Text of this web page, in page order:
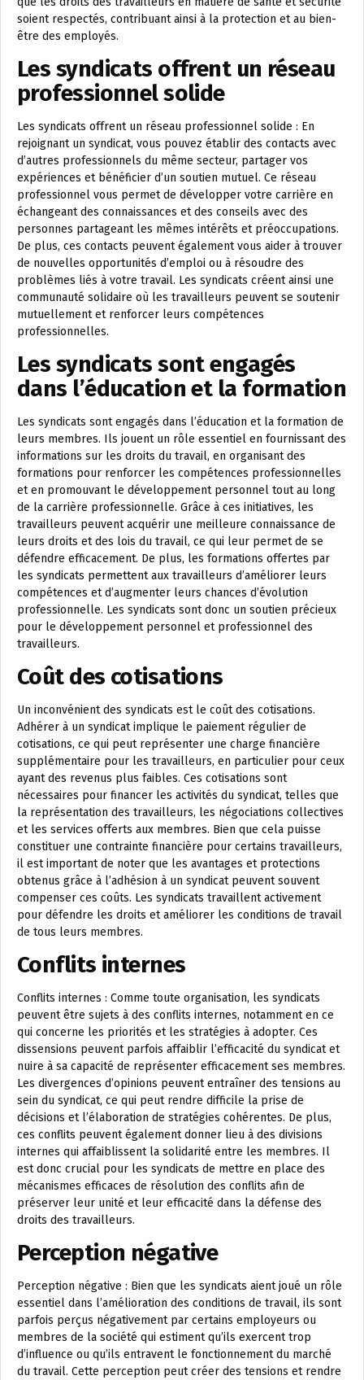
soient respectés, contribuant ainsi à la protection et au bien-
être des employés.
Les syndicats offrent un réseau
professionnel solide
Les syndicats offrent un réseau professionnel solide : En
rejoignant un syndicat, vous pouvez établir des contacts avec
d’autres professionnels du même secteur, partager vos
expériences et bénéficier d’un soutien mutuel. Ce réseau
professionnel vous permet de développer votre carrière en
échangeant des connaissances et des conseils avec des
personnes partageant les mêmes intérêts et préoccupations.
De plus, ces contacts peuvent également vous aider à trouver
de nouvelles opportunités d’emploi ou à résoudre des
problèmes liés à votre travail. Les syndicats créent ainsi une
communauté solidaire où les travailleurs peuvent se soutenir
mutuellement et renforcer leurs compétences
professionnelles.
Les syndicats sont engagés
dans l’éducation et la formation
Les syndicats sont engagés dans l’éducation et la formation de
leurs membres. Ils jouent un rôle essentiel en fournissant des
informations sur les droits du travail, en organisant des
formations pour renforcer les compétences professionnelles
et en promouvant le développement personnel tout au long
de la carrière professionnelle. Grâce à ces initiatives, les
travailleurs peuvent acquérir une meilleure connaissance de
leurs droits et des lois du travail, ce qui leur permet de se
défendre efficacement. De plus, les formations offertes par
les syndicats permettent aux travailleurs d’améliorer leurs
compétences et d’augmenter leurs chances d’évolution
professionnelle. Les syndicats sont donc un soutien précieux
pour le développement personnel et professionnel des
travailleurs.
Coût des cotisations
Un inconvénient des syndicats est le coût des cotisations.
Adhérer à un syndicat implique le paiement régulier de
cotisations, ce qui peut représenter une charge financière
supplémentaire pour les travailleurs, en particulier pour ceux
ayant des revenus plus faibles. Ces cotisations sont
nécessaires pour financer les activités du syndicat, telles que
la représentation des travailleurs, les négociations collectives
et les services offerts aux membres. Bien que cela puisse
constituer une contrainte financière pour certains travailleurs,
il est important de noter que les avantages et protections
obtenus grâce à l’adhésion à un syndicat peuvent souvent
compenser ces coûts. Les syndicats travaillent activement
pour défendre les droits et améliorer les conditions de travail
de tous leurs membres.
Conflits internes
Conflits internes : Comme toute organisation, les syndicats
peuvent être sujets à des conflits internes, notamment en ce
qui concerne les priorités et les stratégies à adopter. Ces
dissensions peuvent parfois affaiblir l’efficacité du syndicat et
nuire à sa capacité de représenter efficacement ses membres.
Les divergences d’opinions peuvent entraîner des tensions au
sein du syndicat, ce qui peut rendre difficile la prise de
décisions et l’élaboration de stratégies cohérentes. De plus,
ces conflits peuvent également donner lieu à des divisions
internes qui affaiblissent la solidarité entre les membres. Il
est donc crucial pour les syndicats de mettre en place des
mécanismes efficaces de résolution des conflits afin de
préserver leur unité et leur efficacité dans la défense des
droits des travailleurs.
Perception négative
Perception négative : Bien que les syndicats aient joué un rôle
essentiel dans l’amélioration des conditions de travail, ils sont
parfois perçus négativement par certains employeurs ou
membres de la société qui estiment qu’ils exercent trop
d’influence ou qu’ils entravent le fonctionnement du marché
du travail. Cette perception peut créer des tensions et rendre